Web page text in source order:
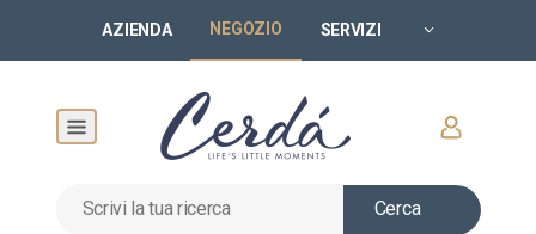
AZIENDA NEGOZIO SERVIZI
Cerca